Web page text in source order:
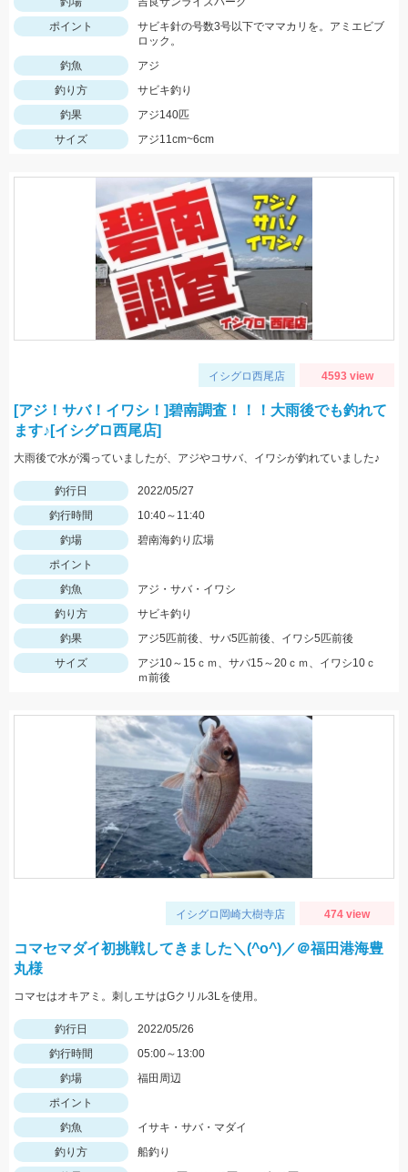
ポイント
サビキ針の号数3号以下でママカリを。アミエビブ
ロック。
釣魚
アジ
釣り方
サビキ釣り
釣果
アジ140匹
サイズ
アジ11cm~6cm
イシグロ西尾店 4593 view
[アジ！サバ！イワシ！]碧南調査！！！大雨後でも釣れて
ます♪[イシグロ西尾店]
大雨後で水が濁っていましたが、アジやコサバ、イワシが釣れていました♪
釣行日
2022/05/27
釣行時間
10:40～11:40
釣場
碧南海釣り広場
ポイント
釣魚
アジ・サバ・イワシ
釣り方
サビキ釣り
釣果
アジ5匹前後、サバ5匹前後、イワシ5匹前後
サイズ
アジ10～15ｃｍ、サバ15～20ｃｍ、イワシ10ｃ
ｍ前後
イシグロ岡崎大樹寺店 474 view
コマセマダイ初挑戦してきました＼(^o^)／＠福田港海豊
丸様
コマセはオキアミ。刺しエサはGクリル3Lを使用。
釣行日
2022/05/26
釣行時間
05:00～13:00
釣場
福田周辺
ポイント
釣魚
イサキ・サバ・マダイ
釣り方
船釣り